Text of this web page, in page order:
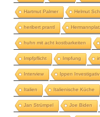
Hartmut Palmer Helmut
heribert prantl
huhn mit acht kostbarkeiten
Impfpflicht Impfung
Interview Ippen Investigativ
Italien Italienische Küche
Jan Strümpel Joe Biden